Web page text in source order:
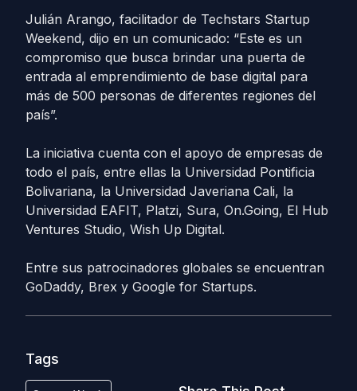
Julián Arango, facilitador de Techstars Startup
Weekend, dijo en un comunicado: “Este es un
compromiso que busca brindar una puerta de
entrada al emprendimiento de base digital para
más de 500 personas de diferentes regiones del
país”.
La iniciativa cuenta con el apoyo de empresas de
todo el país, entre ellas la Universidad Pontificia
Bolivariana, la Universidad Javeriana Cali, la
Universidad EAFIT, Platzi, Sura, On.Going, El Hub
Ventures Studio, Wish Up Digital.
Entre sus patrocinadores globales se encuentran
GoDaddy, Brex y Google for Startups.
Tags